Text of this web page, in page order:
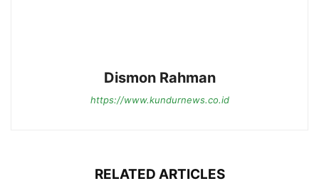
Dismon Rahman
https://www.kundurnews.co.id
RELATED ARTICLES